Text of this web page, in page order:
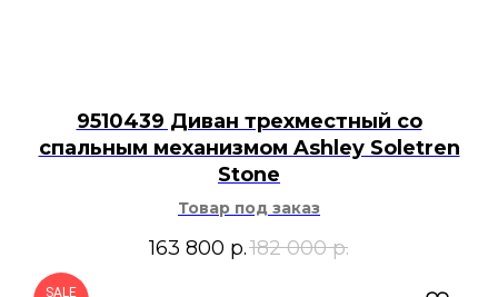
9510439 Диван трехместный со
спальным механизмом Ashley Soletren
Stone
Товар под заказ
163 800 р.182 000 р.
SALE